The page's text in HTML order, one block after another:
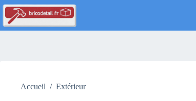
Passer
contenu
Accueil / Extérieur